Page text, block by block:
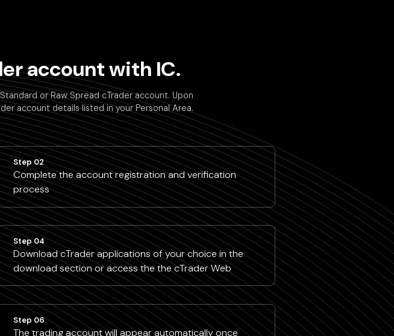
account with IC.
or Raw Spread cTrader account. Upon
account details listed in your Personal Area.
Step 02
Complete the account registration and verification
process
Step 04
Download cTrader applications of your choice in the
download section or access the the cTrader Web
Step 06
The trading account will appear automatically once